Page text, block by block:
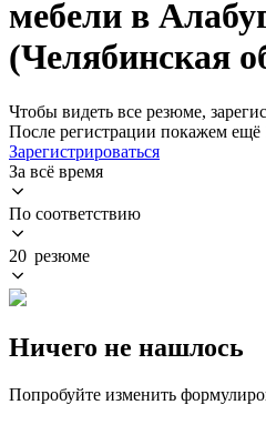
мебели в
(Челябинская
Чтобы видеть все резюме,
После регистрации покажем ещё
Зарегистрироваться
За всё время
По соответствию
20 резюме
Ничего не нашлось
Попробуйте изменить